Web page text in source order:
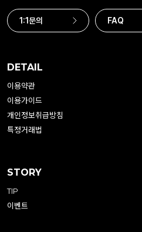
1:1문의 FAQ
DETAIL
이용약관
이용가이드
개인정보취급방침
특정거래법
STORY
TIP
이벤트